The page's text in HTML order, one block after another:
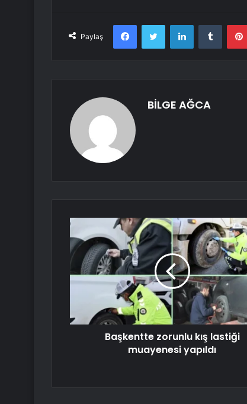
Paylaş
FacebookTwitter LinkedInTumblr
BİLGE AĞCA
Başkentte zorunlu kış lastiği
muayenesi yapıldı